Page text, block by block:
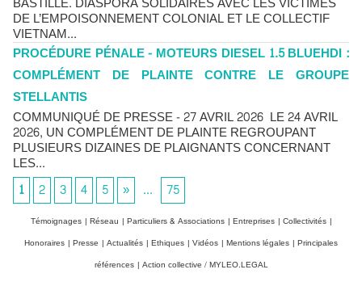
DE L’EMPOISONNEMENT COLONIAL ET LE COLLECTIF
VIETNAM...
PROCÉDURE PÉNALE - MOTEURS DIESEL 1.5 BLUEHDI :
COMPLÉMENT DE PLAINTE CONTRE LE GROUPE
STELLANTIS
COMMUNIQUÉ DE PRESSE - 27 AVRIL 2026 LE 24 AVRIL
2026, UN COMPLÉMENT DE PLAINTE REGROUPANT
PLUSIEURS DIZAINES DE PLAIGNANTS CONCERNANT
LES...
1
2 3 4 5 » ... 75
Témoignages | Réseau | Particuliers & Associations | Entreprises | Collectivités |
Honoraires | Presse | Actualités | Ethiques | Vidéos | Mentions légales | Principales
références | Action collective / MYLEO.LEGAL